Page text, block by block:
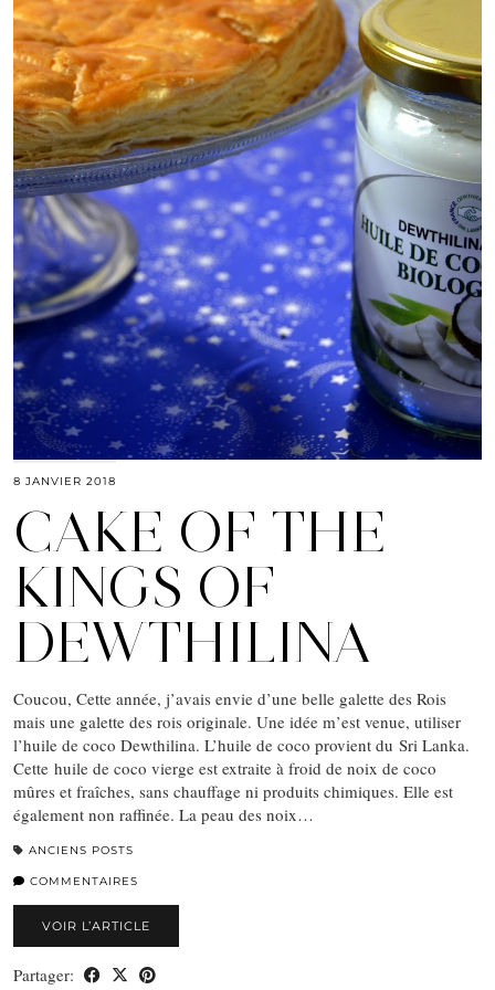
8 JANVIER 2018
CAKE OF THE
KINGS OF
DEWTHILINA
Coucou, Cette année, j’avais envie d’une belle galette des Rois
mais une galette des rois originale. Une idée m’est venue, utiliser
l’huile de coco Dewthilina. L’huile de coco provient du Sri Lanka.
Cette huile de coco vierge est extraite à froid de noix de coco
mûres et fraîches, sans chauffage ni produits chimiques. Elle est
également non raffinée. La peau des noix…
ANCIENS POSTS
COMMENTAIRES
VOIR L’ARTICLE
Partager: